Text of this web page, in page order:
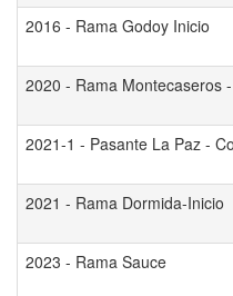
2016 - Rama Godoy Inicio
2020 - Rama Montecaseros
2021-1 - Pasante La Paz -
2021 - Rama Dormida-Inicio
2023 - Rama Sauce